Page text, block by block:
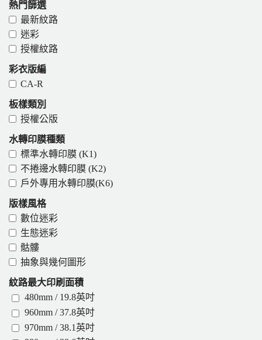
熱門篩選
最新紋路
迷彩
授權紋路
彩衣版編
CA-R
板樣類別
授權公版
水轉印膜種類
標準水轉印膜 (K1)
不捲邊水轉印膜 (K2)
戶外專用水轉印膜(K6)
版樣風格
數位迷彩
生態迷彩
骷髏
抽象與幾何圖形
紋路最大印刷面積
480mm / 19.8英吋
960mm / 37.8英吋
970mm / 38.1英吋